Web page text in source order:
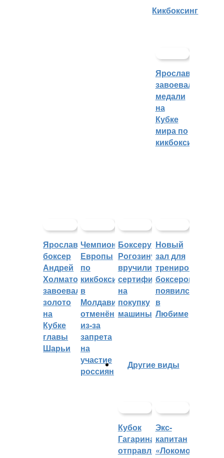
Кикбоксинг
Ярославцы
завоевали
медали
на
Кубке
мира по
кикбоксингу
Ярославский
боксер
Андрей
Холматов
завоевал
золото
на
Кубке
главы
Шарьи
Чемпионат
Европы
по
кикбоксингу
в
Молдавии
отменён
из-за
запрета
на
участие
россиян
Боксеру
Рогозину
вручили
сертификат
на
покупку
машины
Новый
зал для
тренировок
боксеров
появился
в
Любиме
Другие виды
Кубок
Гагарина
отправляется
Экс-
капитан
«Локомотива»